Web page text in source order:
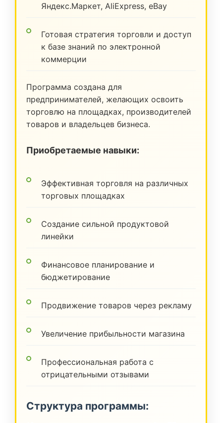
Яндекс.Маркет, AliExpress, eBay
Готовая стратегия торговли и доступ
к базе знаний по электронной
коммерции
Программа создана для
предпринимателей, желающих освоить
торговлю на площадках, производителей
товаров и владельцев бизнеса.
Приобретаемые навыки:
Эффективная торговля на различных
торговых площадках
Создание сильной продуктовой
линейки
Финансовое планирование и
бюджетирование
Продвижение товаров через рекламу
Увеличение прибыльности магазина
Профессиональная работа с
отрицательными отзывами
Структура программы: